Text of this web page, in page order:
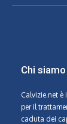
Chi siamo
Calvizie.net è
per il
caduta dei